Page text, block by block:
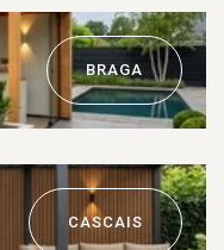
BRAGA
CASCAIS